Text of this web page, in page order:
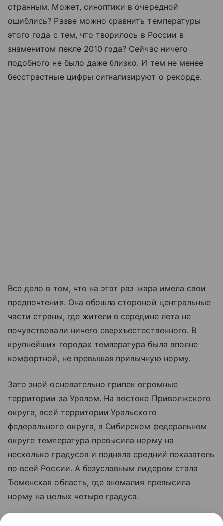
странным. Может, синоптики в очередной
ошиблись? Разве можно сравнить температуры
этого года с тем, что творилось в России в
знаменитом пекле 2010 года? Сейчас ничего
подобного не было даже близко. И тем не менее
бесстрастные цифры сигнализируют о рекорде.
Все дело в том, что на этот раз жара имела свои
предпочтения. Она обошла стороной центральные
части страны, где жители в середине лета не
почувствовали ничего сверхъестественного. В
крупнейших городах температура была вполне
комфортной, не превышая привычную норму.
Зато зной основательно припек огромные
территории за Уралом. На востоке Приволжского
округа, всей территории Уральского
федерального округа, в Сибирском федеральном
округе температура превысила норму на
несколько градусов и подняла средний показатель
по всей России. А безусловным лидером стала
Тюменская область, где аномалия превысила
норму на целых четыре градуса.